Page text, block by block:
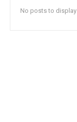
No posts to display